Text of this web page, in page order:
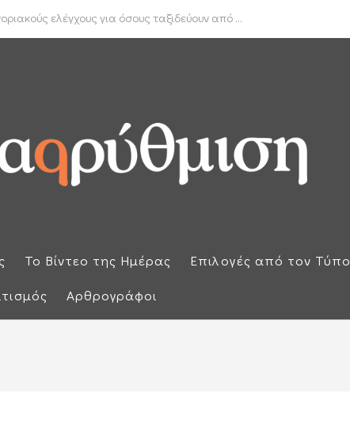
ελέγχους για όσους ταξιδεύουν από ...
για να ανασυρθεί από το αρχείο η ...
Το Βίντεο της Ημέρας Επιλογές από τον Τύπο
Αρθρογράφοι